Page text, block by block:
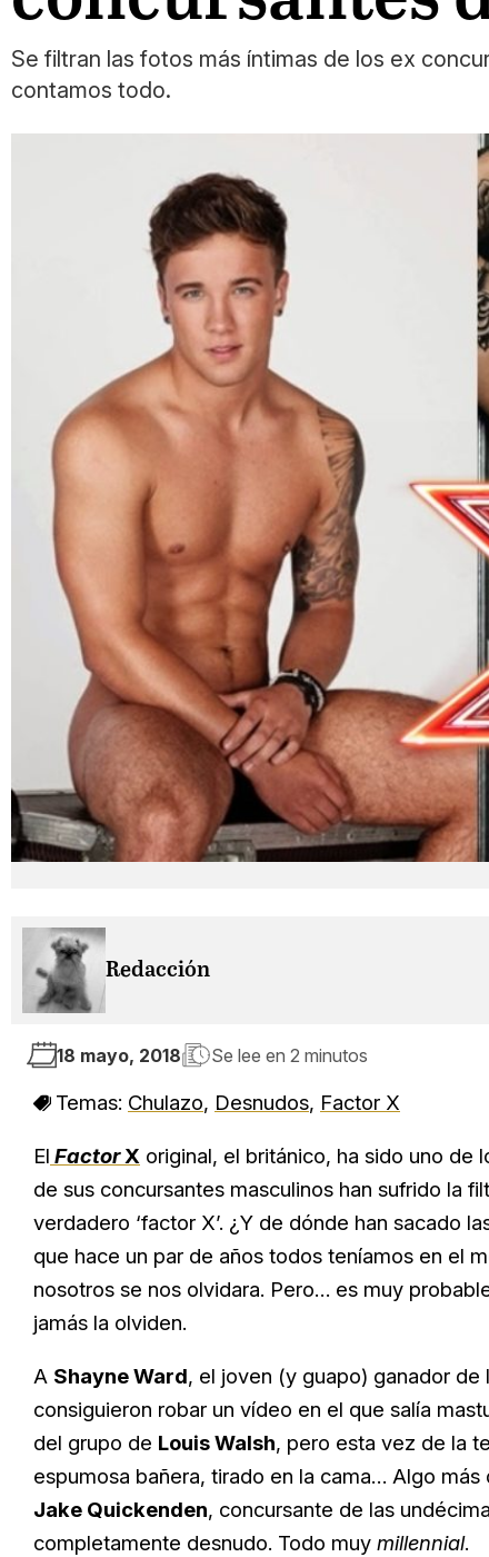
Se filtran las fotos más íntimas de los ex
contamos todo.
Redacción
18 mayo, 2018 Se lee en 2 minutos
Temas: Chulazo, Desnudos, Factor X
El FactorX original, el británico, ha sido uno de
de sus concursantes masculinos han sufrido la
verdadero ‘factor X’. ¿Y de dónde han sacado
que hace un par de años todos teníamos en el
nosotros se nos olvidara. Pero… es muy
jamás la olviden.
A Shayne Ward, el joven (y guapo) ganador
consiguieron robar un vídeo en el que salía
del grupo de Louis Walsh, pero esta vez de la
espumosa bañera, tirado en la cama… Algo
Jake Quickenden, concursante de las
completamente desnudo. Todo muy millennial.